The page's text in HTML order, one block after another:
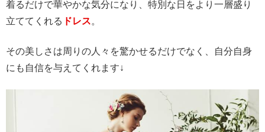
着るだけで華やかな気分になり、特別な日をより一層盛り
立ててくれる ドレス。
その美しさは周りの人々を驚かせるだけでなく、自分自身
にも自信を与えてくれます↓